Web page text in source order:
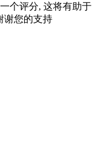
个评分, 这将有助于
谢您的支持